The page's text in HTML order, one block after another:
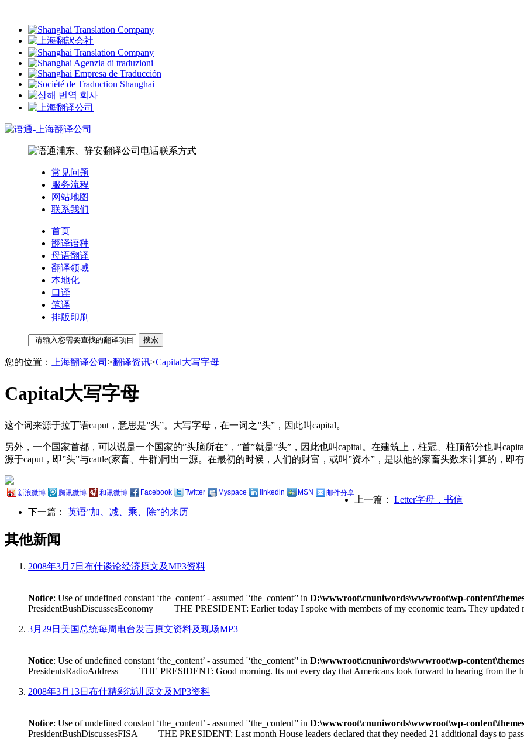
常见问题
服务流程
网站地图
联系我们
首页
翻译语种
母语翻译
翻译领域
本地化
口译
笔译
排版印刷
您的位置： 上海翻译公司 >翻译资讯>Capital大写字母
Capital大写字母
这个词来源于拉丁语caput，意思是”头”。大写字母，在一词之”头”，因此叫capital。
另外，一个国家首都，可以说是一个国家的”头脑所在”，”首”就是”头”，因此也叫capital。在建筑上，柱冠、柱顶部分也叫
源于caput，即”头”与cattle(家畜、牛群)同出一源。在最初的时候，人们的财富，或叫”资本”，是以他的家畜头数来计算的，即有
新浪微博 腾讯微博 和讯微博 Facebook Twitter Myspace linkedin MSN 邮件分享
上一篇： Letter字母，书信
下一篇： 英语”加、减、乘、除”的来历
其他新闻
2008年3月7日布什谈论经济原文及MP3资料
Notice: Use of undefined constant ‘the_content’ - assumed '‘the_content’' in D:\wwwroot\cnuniwords\wwwroot\wp-
PresidentBushDiscussesEconomy THE PRESIDENT: Earlier today I spoke with members of my economic team. They updated
3月29日美国总统每周电台发言原文资料及现场MP3
Notice: Use of undefined constant ‘the_content’ - assumed '‘the_content’' in D:\wwwroot\cnuniwords\wwwroot\wp-
PresidentsRadioAddress THE PRESIDENT: Good morning. Its not every day that Americans look forward to hearing from the
2008年3月13日布什精彩演讲原文及MP3资料
Notice: Use of undefined constant ‘the_content’ - assumed '‘the_content’' in D:\wwwroot\cnuniwords\wwwroot\wp-
PresidentBushDiscussesFISA THE PRESIDENT: Last month House leaders declared that they needed 21 additional days to